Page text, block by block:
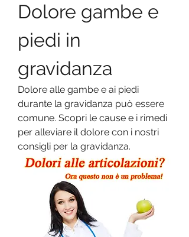
Dolore gambe e
piedi in
gravidanza
Dolore alle gambe e ai piedi
durante la gravidanza può essere
comune. Scopri le cause e i rimedi
per alleviare il dolore con i nostri
consigli per la gravidanza.